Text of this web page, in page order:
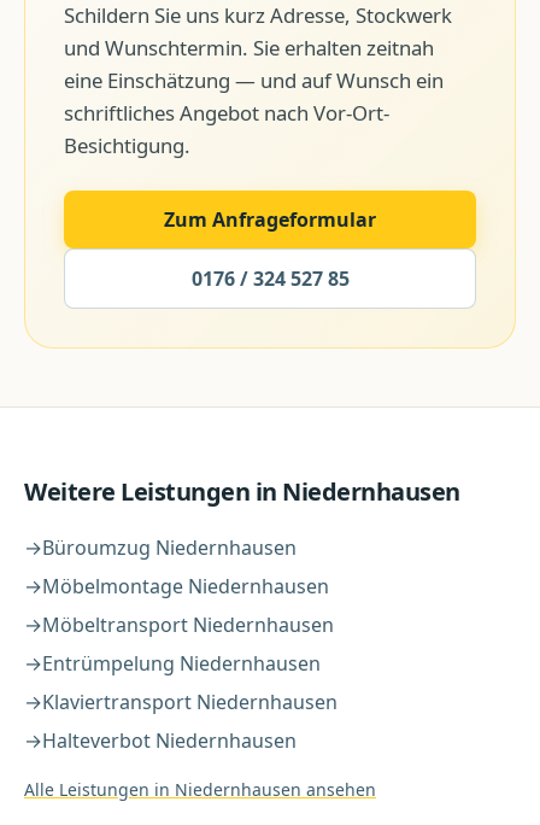
Schildern Sie uns kurz Adresse, Stockwerk
und Wunschtermin. Sie erhalten zeitnah
eine Einschätzung — und auf Wunsch ein
schriftliches Angebot nach Vor-Ort-
Besichtigung.
Zum Anfrageformular
0176 / 324 527 85
Weitere Leistungen in Niedernhausen
→Büroumzug Niedernhausen
→Möbelmontage Niedernhausen
→Möbeltransport Niedernhausen
→Entrümpelung Niedernhausen
→Klaviertransport Niedernhausen
→Halteverbot Niedernhausen
Alle Leistungen in Niedernhausen ansehen